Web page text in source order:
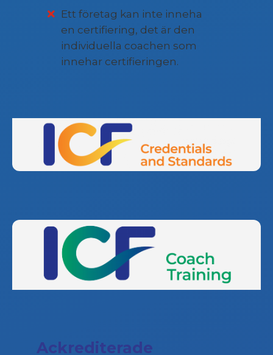
Ett företag kan inte inneha
en certifiering, det är den
individuella coachen som
innehar certifieringen.
Ackrediterade